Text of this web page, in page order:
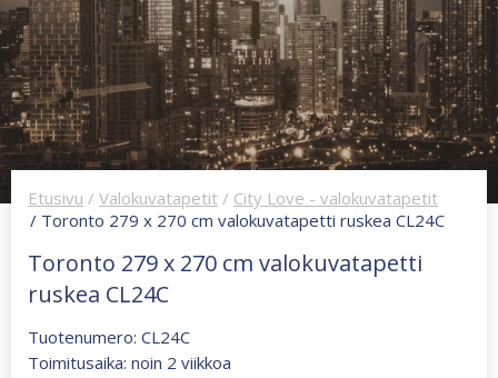
Etusivu / Valokuvatapetit / City Love - valokuvatapetit
/ Toronto 279 x 270 cm valokuvatapetti ruskea CL24C
Toronto 279 x 270 cm valokuvatapetti
ruskea CL24C
Tuotenumero: CL24C
Toimitusaika: noin 2 viikkoa